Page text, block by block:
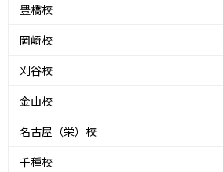
豊橋校
岡崎校
刈谷校
金山校
名古屋（栄）校
千種校